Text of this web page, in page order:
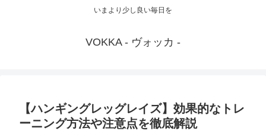
いまより少し良い毎日を
VOKKA - ヴォッカ -
【ハンギングレッグレイズ】効果的なトレ
ーニング方法や注意点を徹底解説